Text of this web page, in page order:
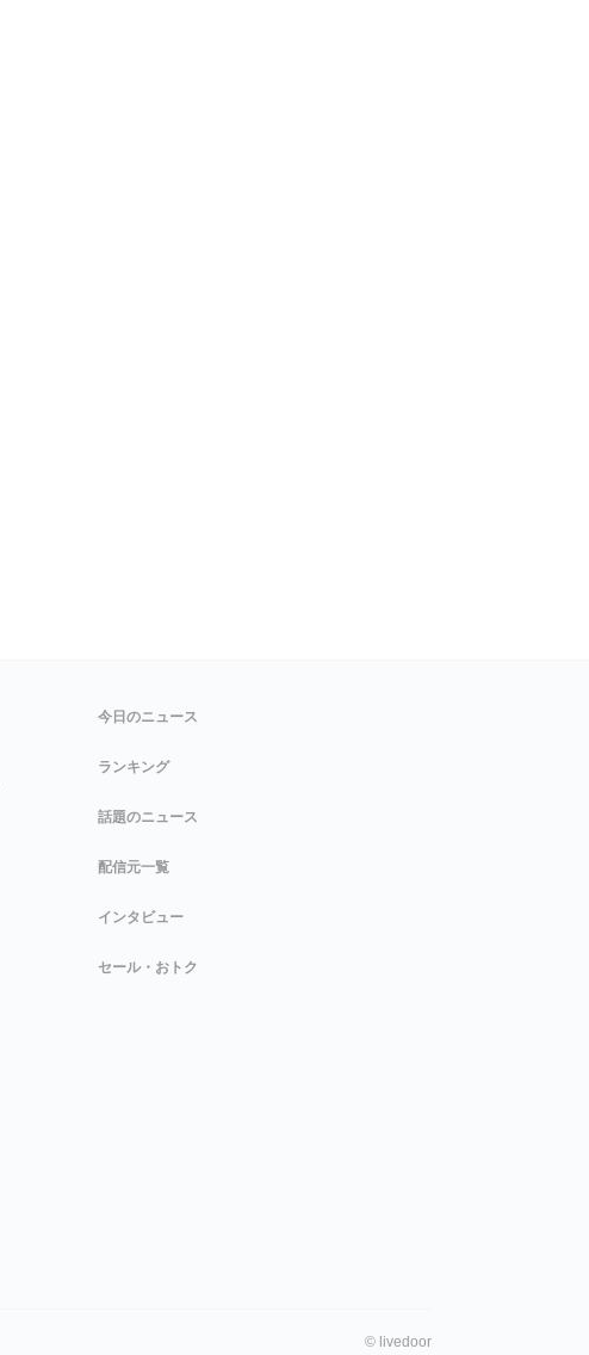
今日のニュース
ランキング
話題のニュース
配信元一覧
インタビュー
セール・おトク
© livedoor